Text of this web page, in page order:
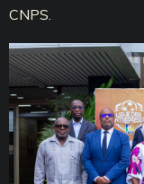
CNPS.